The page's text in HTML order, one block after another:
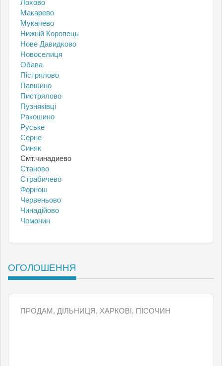
Лохово
Макарево
Мукачево
Нижній Коропець
Нове Давидково
Новоселиця
Обава
Пістрялово
Павшино
Пистрялово
Пузняківці
Ракошино
Руське
Серне
Синяк
Смт.чинадиево
Станово
Страбичево
Форнош
Червеньово
Чинадійово
Чомонин
ОГОЛОШЕННЯ
ПРОДАМ, ДІЛЬНИЦЯ, ХАРКОВІ, ПІСОЧИН